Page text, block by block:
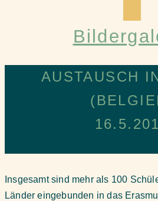
AUSTAUSCH
Insgesamt sind mehr als 100
Länder eingebunden in das